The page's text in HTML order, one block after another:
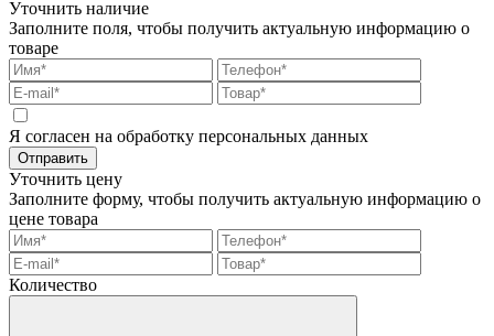
Уточнить наличие
Заполните поля, чтобы получить актуальную информацию о
товаре
Я согласен на обработку персональных данных
Отправить
Уточнить цену
Заполните форму, чтобы получить актуальную информацию о
цене товара
Количество